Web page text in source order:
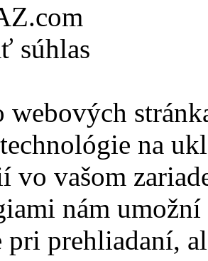
súhlas
webových
na
vo vašom
nám
pri prehliadaní,